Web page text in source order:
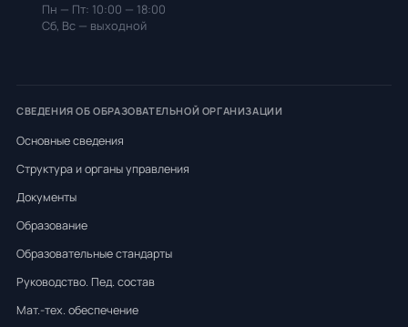
Пн — Пт: 10:00 — 18:00
Сб, Вс — выходной
СВЕДЕНИЯ ОБ ОБРАЗОВАТЕЛЬНОЙ ОРГАНИЗАЦИИ
Основные сведения
Структура и органы управления
Документы
Образование
Образовательные стандарты
Руководство. Пед. состав
Мат.-тех. обеспечение